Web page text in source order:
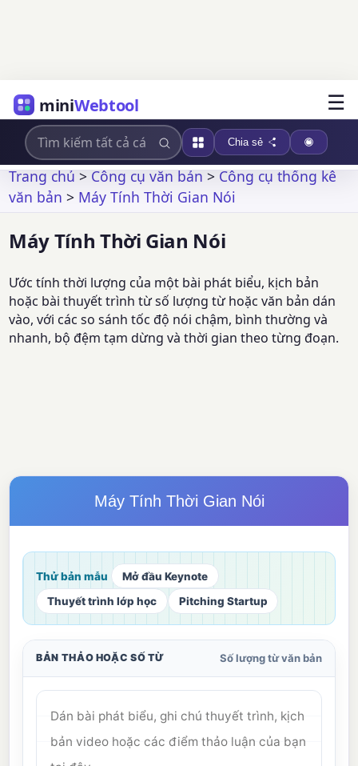
miniWebtool ☰
Chia sẻ
Trang chủ>Công cụ văn bản>Công cụ thống kê
văn bản > Máy Tính Thời Gian Nói
Máy Tính Thời Gian Nói
Ước tính thời lượng của một bài phát biểu, kịch bản
hoặc bài thuyết trình từ số lượng từ hoặc văn bản dán
vào, với các so sánh tốc độ nói chậm, bình thường và
nhanh, bộ đệm tạm dừng và thời gian theo từng đoạn.
Máy Tính Thời Gian Nói
Thử bản mẫu
Mở đầu Keynote
Thuyết trình lớp học
Pitching Startup
BẢN THẢO HOẶC SỐ TỪ Số lượng từ văn bản